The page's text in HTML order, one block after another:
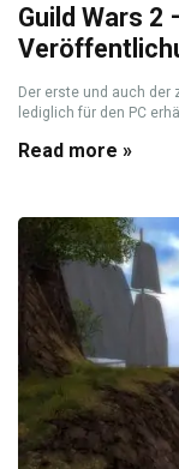
Guild Wars 2
Der erste und auch der
lediglich für den PC
Read more »